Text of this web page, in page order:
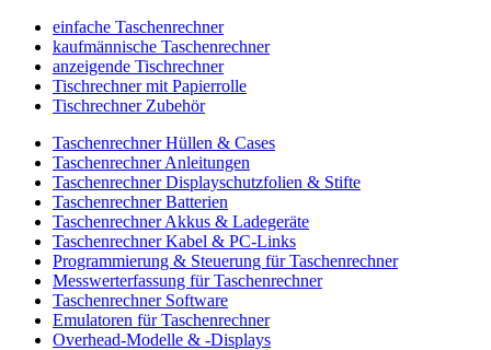
einfache Taschenrechner
kaufmännische Taschenrechner
anzeigende Tischrechner
Tischrechner mit Papierrolle
Tischrechner Zubehör
Taschenrechner Hüllen & Cases
Taschenrechner Anleitungen
Taschenrechner Displayschutzfolien & Stifte
Taschenrechner Batterien
Taschenrechner Akkus & Ladegeräte
Taschenrechner Kabel & PC-Links
Programmierung & Steuerung für Taschenrechner
Messwerterfassung für Taschenrechner
Taschenrechner Software
Emulatoren für Taschenrechner
Overhead-Modelle & -Displays